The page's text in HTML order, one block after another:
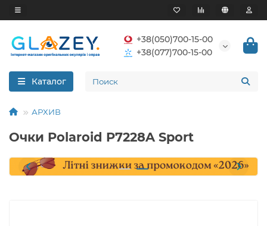
+38(050)700-15-00
+38(077)700-15-00
Каталог
АРХИВ
Очки Polaroid P7228A Sport